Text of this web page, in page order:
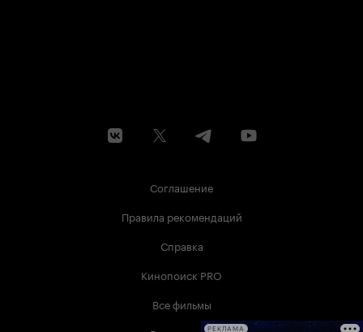
Соглашение
Правила рекомендаций
Справка
Кинопоиск PRO
Все фильмы
РЕКЛАМА